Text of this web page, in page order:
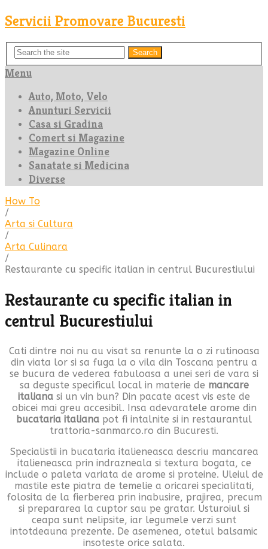
Servicii Promovare Bucuresti
Search
Menu
Auto, Moto, Velo
Anunturi Servicii
Casa si Gradina
Comert si Magazine
Magazine Online
Sanatate si Medicina
Diverse
How To
/
Arta si Cultura
/
Arta Culinara
/
Restaurante cu specific italian in centrul Bucurestiului
Restaurante cu specific italian in
centrul Bucurestiului
Cati dintre noi nu au visat sa renunte la o zi rutinoasa
din viata lor si sa fuga la o vila din Toscana pentru a
se bucura de vederea fabuloasa a unei seri de vara si
sa deguste specificul local in materie de mancare
italiana si un vin bun? Din pacate acest vis este de
obicei mai greu accesibil. Insa adevaratele arome din
bucataria italiana pot fi intalnite si in restaurantul
trattoria-sanmarco.ro din Bucuresti.
Specialistii in bucataria italieneasca descriu mancarea
italieneasca prin indrazneala si textura bogata, ce
include o paleta variata de arome si proteine. Uleiul de
mastile este piatra de temelie a oricarei specialitati,
folosita de la fierberea prin inabusire, prajirea, precum
si prepararea la cuptor sau pe gratar. Usturoiul si
ceapa sunt nelipsite, iar legumele verzi sunt
intotdeauna prezente. De asemenea, otetul balsamic
insoteste orice salata.